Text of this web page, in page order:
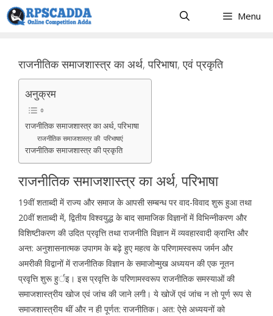
Skip
to
Menu
राजनीतिक समाजशास्त्र का अर्थ, परिभाषा, एवं प्रकृति
अनुक्रम
राजनीतिक समाजशास्त्र का अर्थ, परिभाषा
राजनीतिक समाजशास्त्र की परिभाषाएं
राजनीतिक समाजशास्त्र की प्रकृति
राजनीतिक समाजशास्त्र का अर्थ, परिभाषा
19वीं शताब्दी में राज्य और समाज के आपसी सम्बन्ध पर वाद-विवाद शुरू हुआ तथा
20वीं शताब्दी में, द्वितीय विश्वयुद्ध के बाद सामाजिक विज्ञानों में विभिन्नीकरण और
विशिष्टीकरण की उदित प्रवृत्ति तथा राजनीति विज्ञान में व्यवहारवादी क्रान्ति और
अन्त: अनुशासनात्मक उपागम के बढ़े हुए महत्व के परिणामस्वरूप जर्मन और
अमरीकी विद्वानों में राजनीतिक विज्ञान के समाजोन्मुख अध्ययन की एक नूतन
प्रवृत्ति शुरू हुर्इ। इस प्रवृत्ति के परिणामस्वरूप राजनीतिक समस्याओं की
समाजशास्त्रीय खोज एवं जांच की जाने लगी। ये खोजें एवं जांच न तो पूर्ण रूप से
समाजशास्त्रीय थीं और न ही पूर्णत: राजनीतिक। अत: ऐसे अध्ययनों को